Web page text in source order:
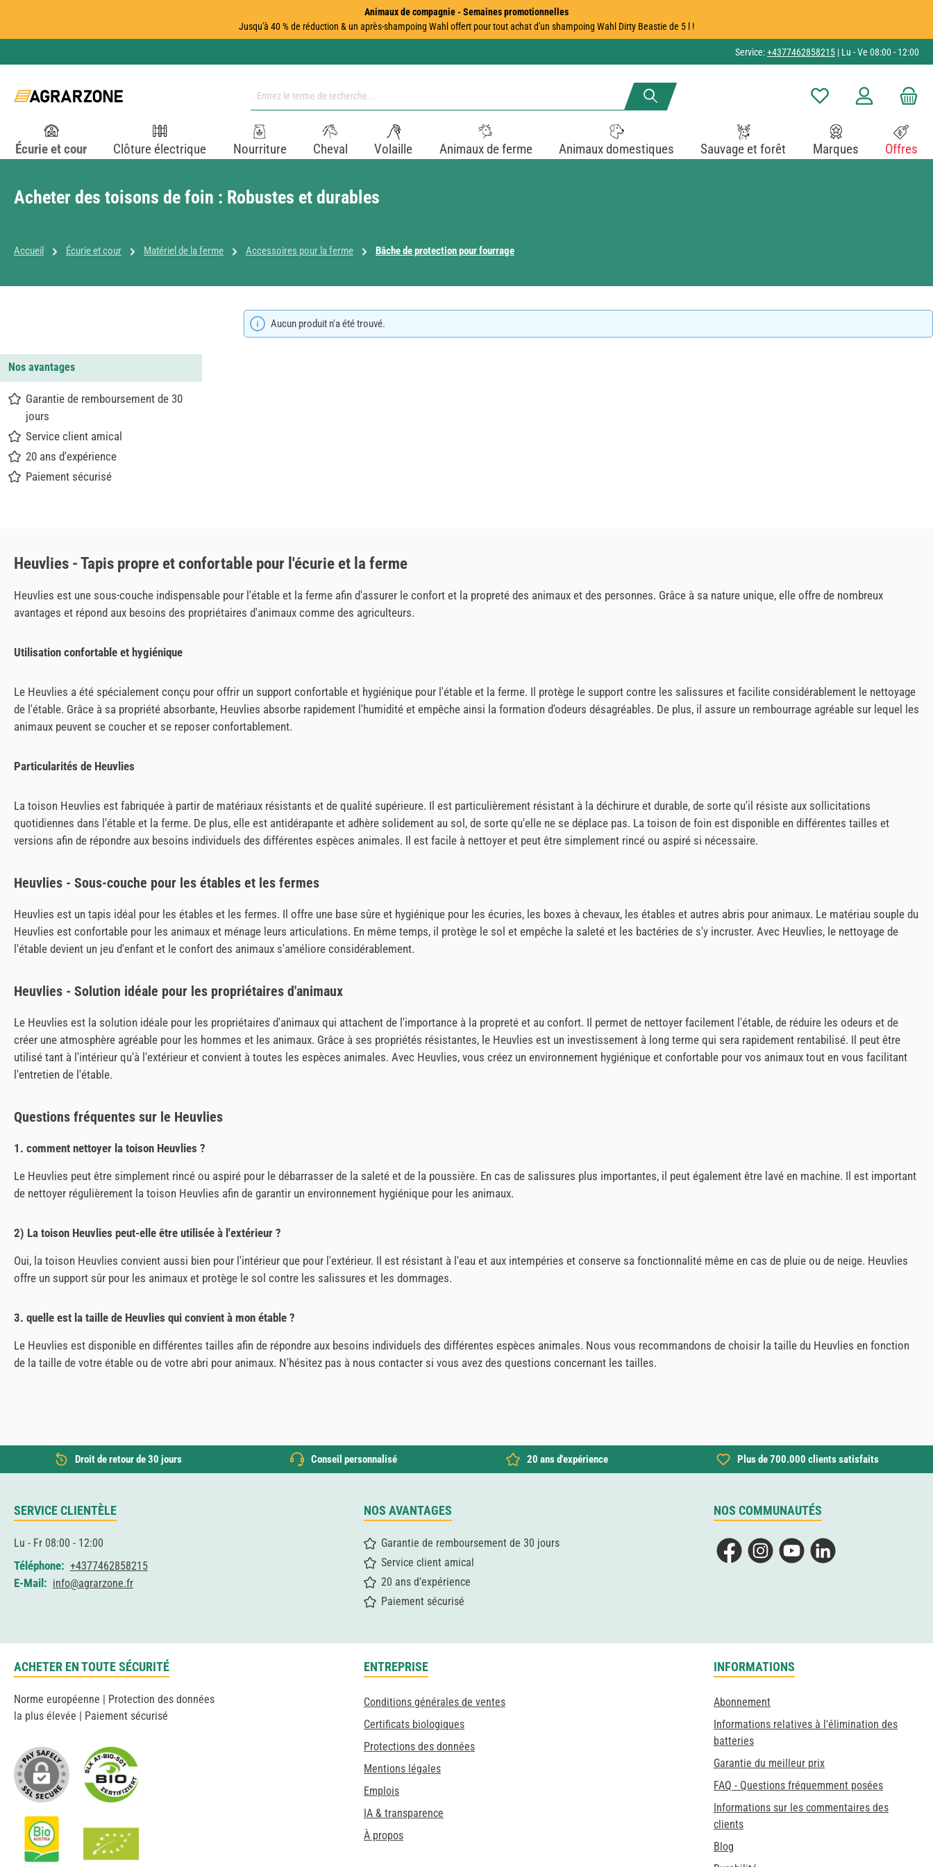
Animaux de compagnie - Semaines promotionnelles
Jusqu'à 40 % de réduction & un après-shampoing Wahl offert pour tout achat d'un shampoing Wahl Dirty Beastie de 5 l !
Service:+4377462858215 | Lu - Ve 08:00 - 12:00
Vous avez 0 articles dans
Écurie et cour Clôture électrique Nourriture Cheval Volaille Animaux de ferme Animaux domestiques Sauvage et forêt Marques Offres
Acheter des toisons de foin : Robustes et durables
Accueil Écurie et cour Matériel de la ferme Accessoires pour la ferme Bâche de protection pour fourrage
Nos avantages
Garantie de remboursement de 30
jours
Service client amical
20 ans d'expérience
Paiement sécurisé
Aucun produit n'a été trouvé.
Heuvlies - Tapis propre et confortable pour l'écurie et la ferme
Heuvlies est une sous-couche indispensable pour l'étable et la ferme afin d'assurer le confort et la propreté des animaux et des personnes. Grâce à sa nature unique, elle offre de nombreux
avantages et répond aux besoins des propriétaires d'animaux comme des agriculteurs.
Utilisation confortable et hygiénique
Le Heuvlies a été spécialement conçu pour offrir un support confortable et hygiénique pour l'étable et la ferme. Il protège le support contre les salissures et facilite considérablement le nettoyage
de l'étable. Grâce à sa propriété absorbante, Heuvlies absorbe rapidement l'humidité et empêche ainsi la formation d'odeurs désagréables. De plus, il assure un rembourrage agréable sur lequel les
animaux peuvent se coucher et se reposer confortablement.
Particularités de Heuvlies
La toison Heuvlies est fabriquée à partir de matériaux résistants et de qualité supérieure. Il est particulièrement résistant à la déchirure et durable, de sorte qu'il résiste aux sollicitations
quotidiennes dans l'étable et la ferme. De plus, elle est antidérapante et adhère solidement au sol, de sorte qu'elle ne se déplace pas. La toison de foin est disponible en différentes tailles et
versions afin de répondre aux besoins individuels des différentes espèces animales. Il est facile à nettoyer et peut être simplement rincé ou aspiré si nécessaire.
Heuvlies - Sous-couche pour les étables et les fermes
Heuvlies est un tapis idéal pour les étables et les fermes. Il offre une base sûre et hygiénique pour les écuries, les boxes à chevaux, les étables et autres abris pour animaux. Le matériau souple du
Heuvlies est confortable pour les animaux et ménage leurs articulations. En même temps, il protège le sol et empêche la saleté et les bactéries de s'y incruster. Avec Heuvlies, le nettoyage de
l'étable devient un jeu d'enfant et le confort des animaux s'améliore considérablement.
Heuvlies - Solution idéale pour les propriétaires d'animaux
Le Heuvlies est la solution idéale pour les propriétaires d'animaux qui attachent de l'importance à la propreté et au confort. Il permet de nettoyer facilement l'étable, de réduire les odeurs et de
créer une atmosphère agréable pour les hommes et les animaux. Grâce à ses propriétés résistantes, le Heuvlies est un investissement à long terme qui sera rapidement rentabilisé. Il peut être
utilisé tant à l'intérieur qu'à l'extérieur et convient à toutes les espèces animales. Avec Heuvlies, vous créez un environnement hygiénique et confortable pour vos animaux tout en vous facilitant
l'entretien de l'étable.
Questions fréquentes sur le Heuvlies
1. comment nettoyer la toison Heuvlies ?
Le Heuvlies peut être simplement rincé ou aspiré pour le débarrasser de la saleté et de la poussière. En cas de salissures plus importantes, il peut également être lavé en machine. Il est important
de nettoyer régulièrement la toison Heuvlies afin de garantir un environnement hygiénique pour les animaux.
2) La toison Heuvlies peut-elle être utilisée à l'extérieur ?
Oui, la toison Heuvlies convient aussi bien pour l'intérieur que pour l'extérieur. Il est résistant à l'eau et aux intempéries et conserve sa fonctionnalité même en cas de pluie ou de neige. Heuvlies
offre un support sûr pour les animaux et protège le sol contre les salissures et les dommages.
3. quelle est la taille de Heuvlies qui convient à mon étable ?
Le Heuvlies est disponible en différentes tailles afin de répondre aux besoins individuels des différentes espèces animales. Nous vous recommandons de choisir la taille du Heuvlies en fonction
de la taille de votre étable ou de votre abri pour animaux. N'hésitez pas à nous contacter si vous avez des questions concernant les tailles.
Droit de retour de 30 jours Conseil personnalisé 20 ans d'expérience Plus de 700.000 clients satisfaits
SERVICE CLIENTÈLE
Lu - Fr 08:00 - 12:00
Téléphone: +4377462858215
E-Mail: info@agrarzone.fr
NOS AVANTAGES
Garantie de remboursement de 30 jours
Service client amical
20 ans d'expérience
Paiement sécurisé
NOS COMMUNAUTÉS
FacebookInstagramYouTubeLinkedIn
ACHETER EN TOUTE SÉCURITÉ
Norme européenne | Protection des données
la plus élevée | Paiement sécurisé
ENTREPRISE
Conditions générales de ventes
Certificats biologiques
Protections des données
Mentions légales
Emplois
IA & transparence
À propos
INFORMATIONS
Abonnement
Informations relatives à l'élimination des
batteries
Garantie du meilleur prix
FAQ - Questions fréquemment posées
Informations sur les commentaires des
clients
Blog